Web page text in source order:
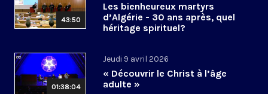
43:50
Les bienheureux martyrs
d’Algérie - 30 ans après, quel
héritage spirituel?
01:38:04
Jeudi 9 avril 2026
« Découvrir le Christ à l’âge
adulte »